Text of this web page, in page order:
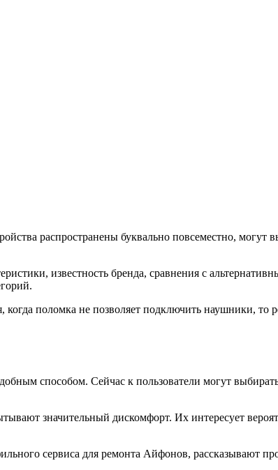
распространены буквально повсеместно, могут
известность бренда, сравнения с
поломка не позволяет подключить наушники, то
способом. Сейчас к пользователи могут
значительный дискомфорт. Их интересует
сервиса для ремонта Айфонов, рассказывают